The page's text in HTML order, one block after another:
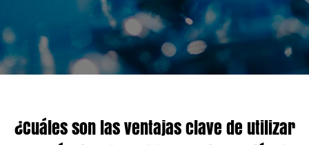
¿Cuáles son las ventajas clave de utilizar